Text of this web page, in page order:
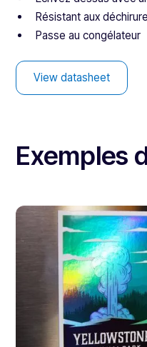
Résistant aux
Passe au congélateur
View datasheet
Exemples